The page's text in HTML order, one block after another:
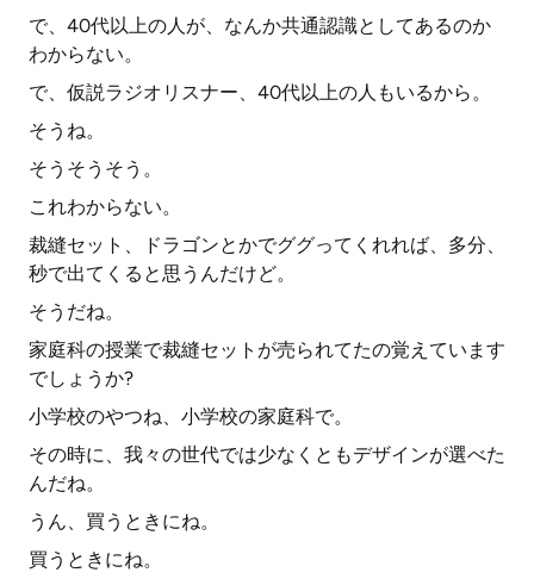
で、40代以上の人が、なんか共通認識としてあるのか
わからない。
で、仮説ラジオリスナー、40代以上の人もいるから。
そうね。
そうそうそう。
これわからない。
裁縫セット、ドラゴンとかでググってくれれば、多分、
秒で出てくると思うんだけど。
そうだね。
家庭科の授業で裁縫セットが売られてたの覚えています
でしょうか?
小学校のやつね、小学校の家庭科で。
その時に、我々の世代では少なくともデザインが選べた
んだね。
うん、買うときにね。
買うときにね。